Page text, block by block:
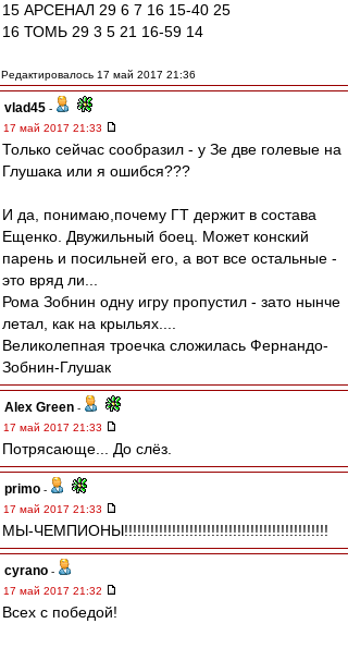
15 АРСЕНАЛ 29 6 7 16 15-40 25
16 ТОМЬ 29 3 5 21 16-59 14
Редактировалось 17 май 2017 21:36
vlad45 -
17 май 2017 21:33
Только сейчас сообразил - у Зе две голевые на
Глушака или я ошибся???
И да, понимаю,почему ГТ держит в состава
Ещенко. Двужильный боец. Может конский
парень и посильней его, а вот все остальные -
это вряд ли...
Рома Зобнин одну игру пропустил - зато нынче
летал, как на крыльях....
Великолепная троечка сложилась Фернандо-
Зобнин-Глушак
Alex Green -
17 май 2017 21:33
Потрясающе... До слёз.
primo -
17 май 2017 21:33
МЫ-ЧЕМПИОНЫ!!!!!!!!!!!!!!!!!!!!!!!!!!!!!!!!!!!!!!!!!!!!!!!
cyrano -
17 май 2017 21:32
Всех с победой!